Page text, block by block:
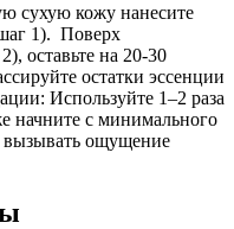
сухую кожу нанесите
1). Поверх
оставьте на 20-30
остатки эссенции
Используйте 1–2 раза
начните с минимального
ощущение